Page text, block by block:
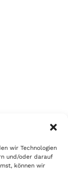
wir Technologien
und/oder darauf
können wir